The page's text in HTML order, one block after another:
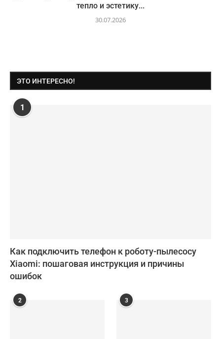
тепло и эстетику...
30.07.2026
ЭТО ИНТЕРЕСНО!
1
Как подключить телефон к роботу-пылесосу
Xiaomi: пошаговая инструкция и причины
ошибок
2 3